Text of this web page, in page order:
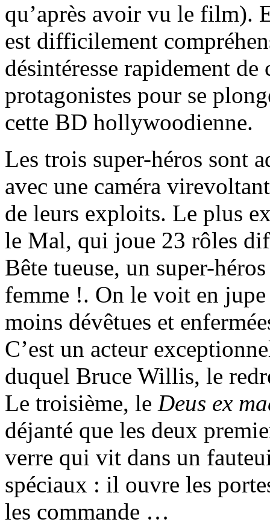
qu’après avoir vu le film).
est difficilement
désintéresse rapidement
protagonistes pour se
cette BD hollywoodienne.
Les trois super-héros sont
avec une caméra
de leurs exploits. Le plus
le Mal, qui joue 23 rôles
Bête tueuse, un super-
femme !. On le voit en
moins dévêtues et
C’est un acteur
duquel Bruce Willis, le
Le troisième, le Deus ex
déjanté que les deux
verre qui vit dans un
spéciaux : il ouvre les
les commande …